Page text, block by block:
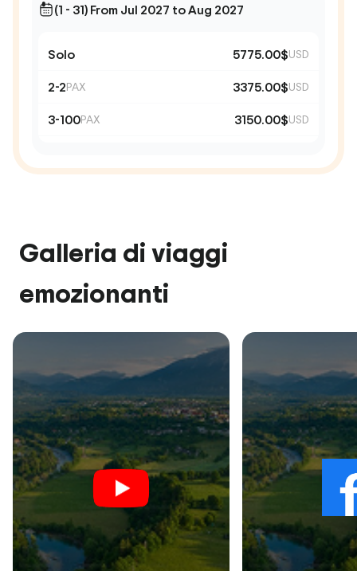
(1 - 31) From Jul 2027 to Aug 2027
Solo 5775.00$USD
2-2PAX 3375.00$USD
3-100PAX 3150.00$USD
Galleria di viaggi
emozionanti